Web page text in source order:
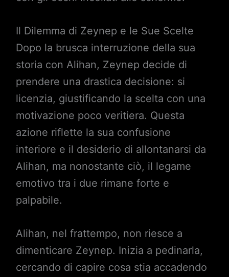
Il Dilemma di Zeynep e le Sue Scelte
Dopo la brusca interruzione della sua
storia con Alihan, Zeynep decide di
prendere una drastica decisione: si
licenzia, giustificando la scelta con una
motivazione poco veritiera. Questa
azione riflette la sua confusione
interiore e il desiderio di allontanarsi da
Alihan, ma nonostante ciò, il legame
emotivo tra i due rimane forte e
palpabile.
Alihan, nel frattempo, non riesce a
dimenticare Zeynep. Inizia a pedinarla,
cercando di capire cosa stia accadendo